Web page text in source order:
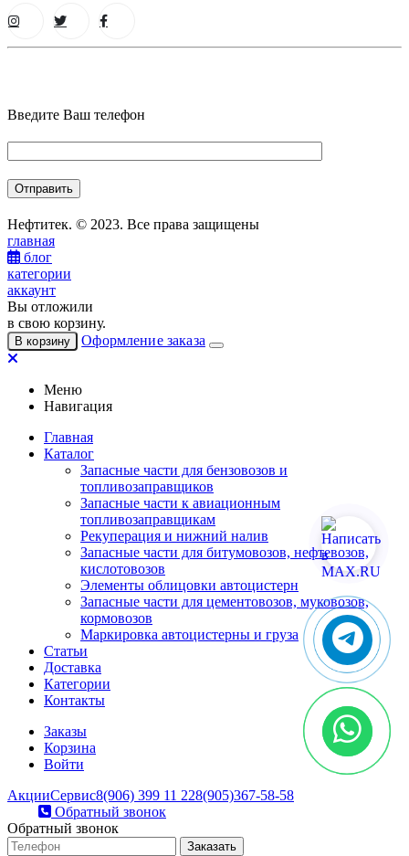
Введите Ваш телефон
Нефтитек. © 2023. Все права защищены
главная
блог
категории
аккаунт
Вы отложили
в свою корзину.
В корзину Оформление заказа
Меню
Навигация
Главная
Каталог
Запасные части для бензовозов и
топливозаправщиков
Запасные части к авиационным
топливозаправщикам
Рекуперация и нижний налив
Запасные части для битумовозов, нефтевозов,
кислотовозов
Элементы облицовки автоцистерн
Запасные части для цементовозов, муковозов,
кормовозов
Маркировка автоцистерны и груза
Статьи
Доставка
Категории
Контакты
Заказы
Корзина
Войти
АкцииСервис8(906) 399 11 228(905)367-58-58
Обратный звонок
Обратный звонок
Заказать